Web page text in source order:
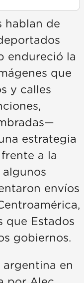
hablan de
endureció la
que
y calles
estrategia
a la
envíos
que Estados
gobiernos.
argentina en